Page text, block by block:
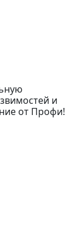
и
от Профи!